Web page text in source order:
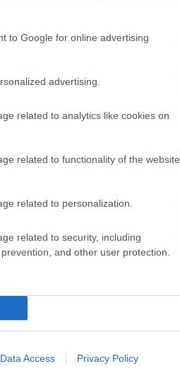
to Google for online advertising
advertising.
related to analytics like cookies on
related to functionality of the website
related to personalization.
related to security, including
and other user protection.
Data Access Privacy Policy
az